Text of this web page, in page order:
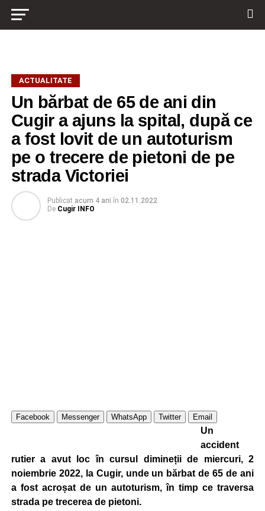
ACTUALITATE
Un bărbat de 65 de ani din
Cugir a ajuns la spital, după ce
a fost lovit de un autoturism
pe o trecere de pietoni de pe
strada Victoriei
Publicat acum 4 ani în 02.11.2022
De Cugir INFO
Facebook Messenger WhatsApp Twitter Email
Un
accident
rutier a avut loc în cursul dimineții de miercuri, 2
noiembrie 2022, la Cugir, unde un bărbat de 65 de ani
a fost acroșat de un autoturism, în timp ce traversa
strada pe trecerea de pietoni.